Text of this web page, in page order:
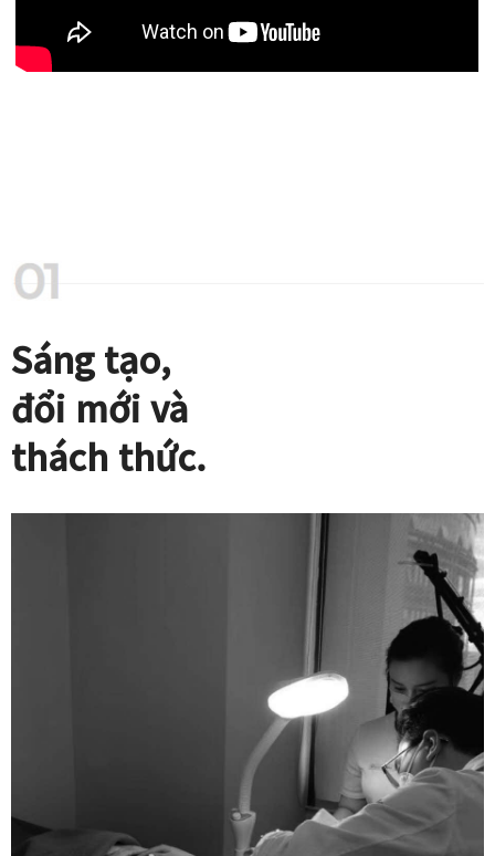
Sáng tạo,
đổi mới và
thách thức.